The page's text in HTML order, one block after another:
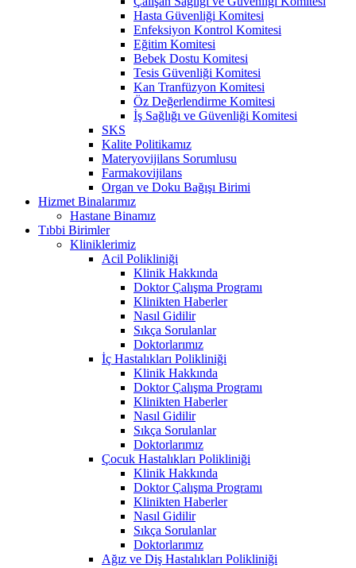
Hasta Güvenliği Komitesi
Enfeksiyon Kontrol Komitesi
Eğitim Komitesi
Bebek Dostu Komitesi
Tesis Güvenliği Komitesi
Kan Tranfüzyon Komitesi
Öz Değerlendirme Komitesi
İş Sağlığı ve Güvenliği Komitesi
SKS
Kalite Politikamız
Materyovijilans Sorumlusu
Farmakovijilans
Organ ve Doku Bağışı Birimi
Hizmet Binalarımız
Hastane Binamız
Tıbbi Birimler
Kliniklerimiz
Acil Polikliniği
Klinik Hakkında
Doktor Çalışma Programı
Klinikten Haberler
Nasıl Gidilir
Sıkça Sorulanlar
Doktorlarımız
İç Hastalıkları Polikliniği
Klinik Hakkında
Doktor Çalışma Programı
Klinikten Haberler
Nasıl Gidilir
Sıkça Sorulanlar
Doktorlarımız
Çocuk Hastalıkları Polikliniği
Klinik Hakkında
Doktor Çalışma Programı
Klinikten Haberler
Nasıl Gidilir
Sıkça Sorulanlar
Doktorlarımız
Ağız ve Diş Hastalıkları Polikliniği